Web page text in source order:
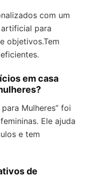
com um
para
objetivos.Tem
em casa
Mulheres” foi
Ele ajuda
e tem
de